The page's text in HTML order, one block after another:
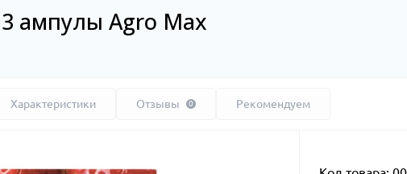
ампулы Agro Max
Характеристики Отзывы 0 Рекомендуем